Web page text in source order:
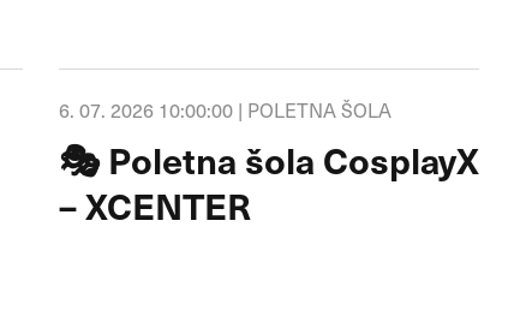
6. 07. 2026 10:00:00 | POLETNA ŠOLA
🎭 Poletna šola CosplayX
– XCENTER